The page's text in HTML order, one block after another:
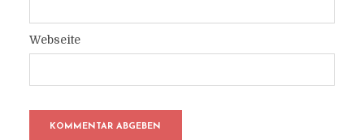
Webseite